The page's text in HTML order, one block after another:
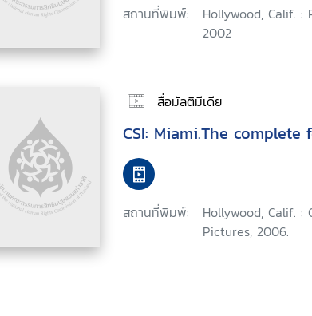
สถานที่พิมพ์:
Hollywood, Calif. :
2002
สื่อมัลติมีเดีย
CSI: Miami.The complete
สถานที่พิมพ์:
Hollywood, Calif. :
Pictures, 2006.